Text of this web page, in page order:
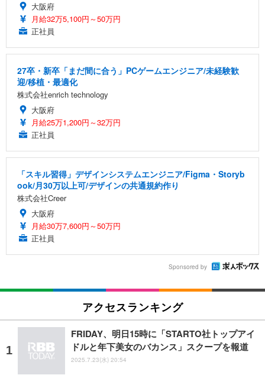
大阪府
月給32万5,100円～50万円
正社員
27卒・新卒「まだ間に合う」PCゲームエンジニア/未経験歓
迎/移植・最適化
株式会社enrich technology
大阪府
月給25万1,200円～32万円
正社員
「スキル習得」デザインシステムエンジニア/Figma・Storyb
ook/月30万以上可/デザインの共通規約作り
株式会社Creer
大阪府
月給30万7,600円～50万円
正社員
Sponsored by
アクセスランキング
FRIDAY、明日15時に「STARTO社トップアイ
ドルと年下美女のバカンス」スクープを報道
2025.7.23(水) 20:54